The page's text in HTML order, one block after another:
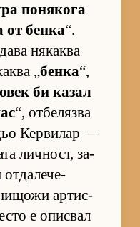
по­ня­кога
от бенка“.
ня­каква
„бенка“,
би ка­зал
“, от­бе­лязва
Кер­ви­лар —
лич­ност, за­
от­да­ле­че­
ар­тис­
е опис­вал